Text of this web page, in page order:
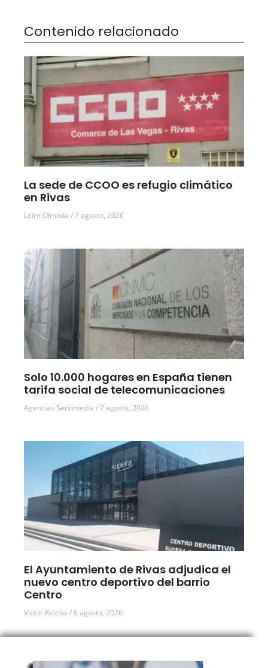
Contenido relacionado
La sede de CCOO es refugio climático
en Rivas
Leire Olmeda 7 agosto, 2026
Solo 10.000 hogares en España tienen
tarifa social de telecomunicaciones
Agencias Servimedia 7 agosto, 2026
El Ayuntamiento de Rivas adjudica el
nuevo centro deportivo del barrio
Centro
Víctor Reloba 6 agosto, 2026